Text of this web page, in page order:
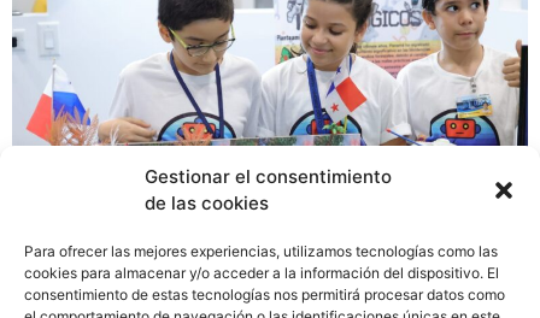
Gestionar el consentimiento
de las cookies
Para ofrecer las mejores experiencias, utilizamos tecnologías como las
cookies para almacenar y/o acceder a la información del dispositivo. El
consentimiento de estas tecnologías nos permitirá procesar datos como
El año lectivo 2023 promete ser muy productivo para la